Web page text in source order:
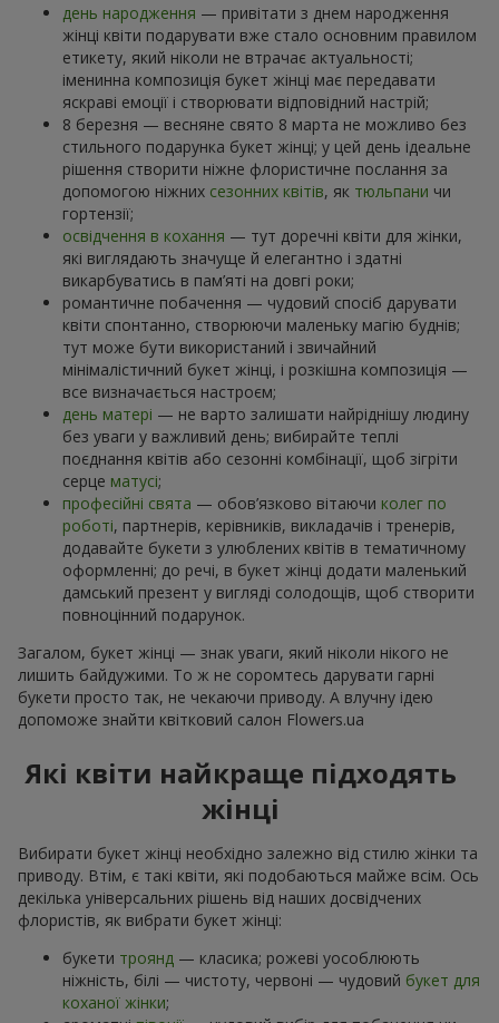
день народження — привітати з днем народження
жінці квіти подарувати вже стало основним правилом
етикету, який ніколи не втрачає актуальності;
іменинна композиція букет жінці має передавати
яскраві емоції і створювати відповідний настрій;
8 березня — весняне свято 8 марта не можливо без
стильного подарунка букет жінці; у цей день ідеальне
рішення створити ніжне флористичне послання за
допомогою ніжних сезонних квітів, як тюльпани чи
гортензії;
освідчення в кохання — тут доречні квіти для жінки,
які виглядають значуще й елегантно і здатні
викарбуватись в пам’яті на довгі роки;
романтичне побачення — чудовий спосіб дарувати
квіти спонтанно, створюючи маленьку магію буднів;
тут може бути використаний і звичайний
мінімалістичний букет жінці, і розкішна композиція —
все визначається настроєм;
день матері — не варто залишати найріднішу людину
без уваги у важливий день; вибирайте теплі
поєднання квітів або сезонні комбінації, щоб зігріти
серце матусі;
професійні свята — обов’язково вітаючи колег по
роботі, партнерів, керівників, викладачів і тренерів,
додавайте букети з улюблених квітів в тематичному
оформленні; до речі, в букет жінці додати маленький
дамський презент у вигляді солодощів, щоб створити
повноцінний подарунок.
Загалом, букет жінці — знак уваги, який ніколи нікого не
лишить байдужими. То ж не соромтесь дарувати гарні
букети просто так, не чекаючи приводу. А влучну ідею
допоможе знайти квітковий салон Flowers.ua
Які квіти найкраще підходять
жінці
Вибирати букет жінці необхідно залежно від стилю жінки та
приводу. Втім, є такі квіти, які подобаються майже всім. Ось
декілька універсальних рішень від наших досвідчених
флористів, як вибрати букет жінці:
букети троянд — класика; рожеві уособлюють
ніжність, білі — чистоту, червоні — чудовий букет для
коханої жінки;